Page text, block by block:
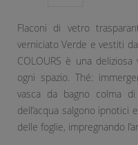
Flaconi di vetro
verniciato Verde e vestiti
COLOURS è una
ogni spazio. Thé:
vasca da bagno colma
dell’acqua salgono ipnotici
delle foglie, impregnando